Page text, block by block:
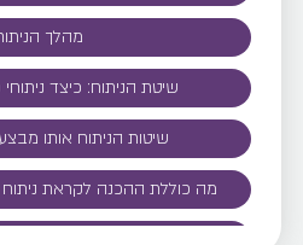
מהלך
שיטת הניתוח: כיצד
שיטות הניתוח אותו
מה כוללת ההכנה לקראת ניתוח